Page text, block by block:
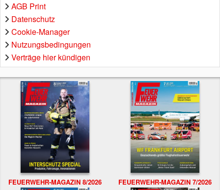
AGB Print
Datenschutz
Cookie-Manager
Nutzungsbedingungen
Verträge hier kündigen
FEUERWEHR-MAGAZIN 8/2026 FEUERWEHR-MAGAZIN 7/2026